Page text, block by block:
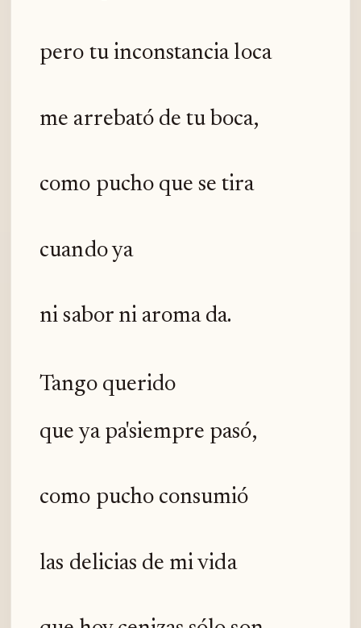
pero tu inconstancia loca
me arrebató de tu boca,
como pucho que se tira
cuando ya
ni sabor ni aroma da.
Tango querido
que ya pa'siempre pasó,
como pucho consumió
las delicias de mi vida